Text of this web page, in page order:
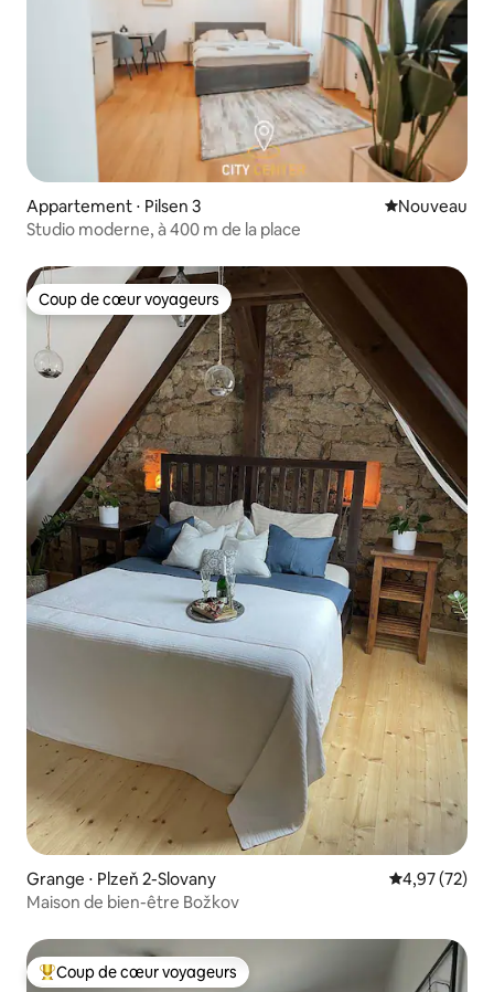
Appartement ⋅ Pilsen 3 Nouvel
Nouveau
Studio moderne, à 400 m de la place
Coup de cœur voyageurs
Coup de cœur voyageurs
Grange ⋅ Plzeň 2-Slovany Évaluation
4,97 (72)
Maison de bien-être Božkov
Coups de cœur voyageurs les plus appréciés
Coup de cœur voyageurs